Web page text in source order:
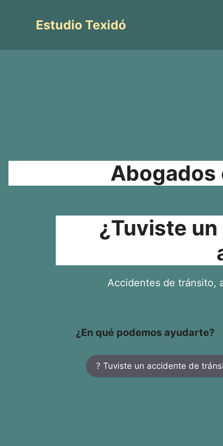
contenidoEstudio Texidó
Abogados
¿Tuviste
Accidentes de tránsito,
¿En qué podemos ayudarte?
? Tuviste un accidente de